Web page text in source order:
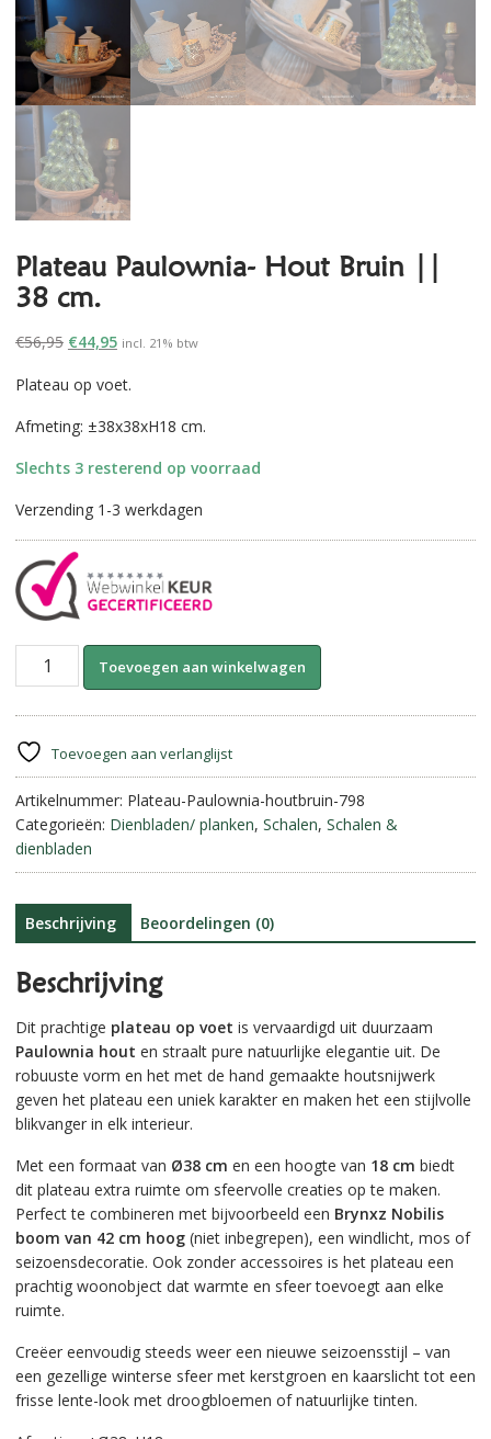
Plateau Paulownia- Hout Bruin ||
38 cm.
€56,95 Oorspronkelijke
was:
€44,95Huidige
is:
incl. 21% btw
Plateau op voet.
Afmeting: ±38x38xH18 cm.
Slechts 3 resterend op voorraad
Verzending 1-3 werkdagen
Plateau
Paulownia-
||
38
cm.
aantal
Toevoegen aan winkelwagen
n
a
t
v
Toevoegen aan verlanglijst
Artikelnummer: Plateau-Paulownia-houtbruin-798
Categorieën: Dienbladen/ planken, Schalen, Schalen &
dienbladen
Beschrijving Beoordelingen (0)
Beschrijving
Dit prachtige plateau op voet is vervaardigd uit duurzaam
Paulownia hout en straalt pure natuurlijke elegantie uit. De
robuuste vorm en het met de hand gemaakte houtsnijwerk
geven het plateau een uniek karakter en maken het een stijlvolle
blikvanger in elk interieur.
Met een formaat van Ø38 cm en een hoogte van 18 cm biedt
dit plateau extra ruimte om sfeervolle creaties op te maken.
Perfect te combineren met bijvoorbeeld een Brynxz Nobilis
boom van 42 cm hoog(niet inbegrepen), een windlicht, mos of
seizoensdecoratie. Ook zonder accessoires is het plateau een
prachtig woonobject dat warmte en sfeer toevoegt aan elke
ruimte.
Creëer eenvoudig steeds weer een nieuwe seizoensstijl – van
een gezellige winterse sfeer met kerstgroen en kaarslicht tot een
frisse lente-look met droogbloemen of natuurlijke tinten.